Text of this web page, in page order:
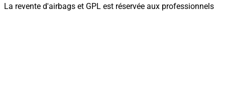
La revente d'airbags et GPL est réservée aux professionnels